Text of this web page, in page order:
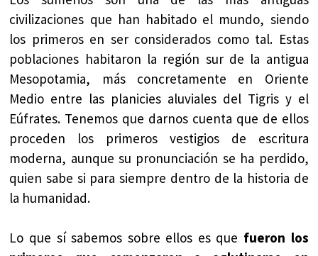
civilizaciones que han habitado el mundo, siendo
los primeros en ser considerados como tal. Estas
poblaciones habitaron la región sur de la antigua
Mesopotamia, más concretamente en Oriente
Medio entre las planicies aluviales del Tigris y el
Eúfrates. Tenemos que darnos cuenta que de ellos
proceden los primeros vestigios de escritura
moderna, aunque su pronunciación se ha perdido,
quien sabe si para siempre dentro de la historia de
la humanidad.
Lo que sí sabemos sobre ellos es que fueron los